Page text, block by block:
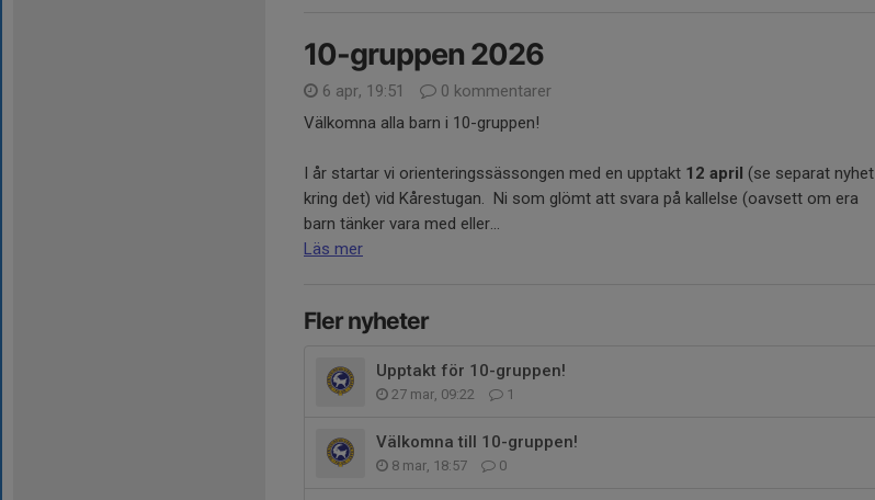
10-gruppen 2026
6 apr, 19:51
0 kommentarer
Välkomna alla barn i 10-gruppen!
I år startar vi orienteringssässongen med en upptakt 12 april (se separat nyhet
kring det) vid Kårestugan. Ni som glömt att svara på kallelse (oavsett om era
barn tänker vara med eller...
Läs mer
Fler nyheter
Upptakt för 10-gruppen!
27 mar, 09:22 1
Välkomna till 10-gruppen!
8 mar, 18:57 0